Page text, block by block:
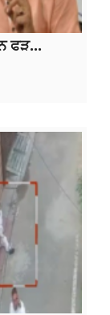
ਫੜ...